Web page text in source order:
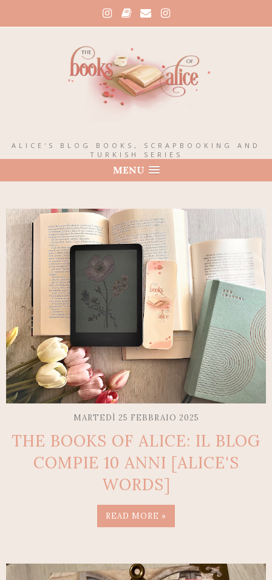
ALICE'S BLOG BOOKS, SCRAPBOOKING AND
TURKISH SERIES
MENU
MARTEDÌ 25 FEBBRAIO 2025
THE BOOKS OF ALICE: IL BLOG
COMPIE 10 ANNI [ALICE'S
WORDS]
READ MORE »